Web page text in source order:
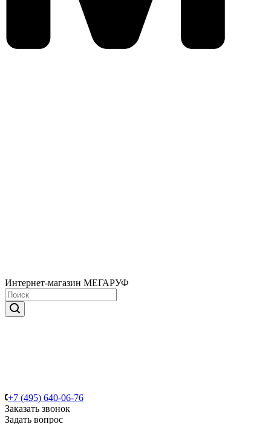
Интернет-магазин МЕГАРУФ
+7 (495) 640-06-76
Заказать звонок
Задать вопрос